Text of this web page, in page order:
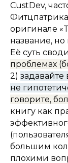
CustDev,
оригинале
название, но
Её суть
проблемах
2) задавайте
не
говорите,
книгу как
большим
плохими